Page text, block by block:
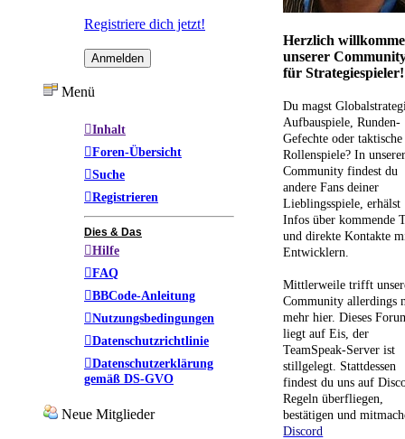
Registriere dich jetzt!
Menü
Inhalt
Foren-Übersicht
Suche
Registrieren
Dies & Das
Hilfe
FAQ
BBCode-Anleitung
Nutzungsbedingungen
Datenschutzrichtlinie
Datenschutzerklärung
gemäß DS-GVO
Neue Mitglieder
Herzlich
unserer
für Strategiespieler!
Du magst
Aufbauspiele, Runden-
Gefechte oder taktische
Rollenspiele? In
Community findest du
andere Fans deiner
Lieblingsspiele, erhälst
Infos über kommende
und direkte Kontakte
Entwicklern.
Mittlerweile trifft
Community allerdings
mehr hier. Dieses
liegt auf Eis, der
TeamSpeak-Server ist
stillgelegt. Stattdessen
findest du uns auf
Regeln überfliegen,
bestätigen und
Discord